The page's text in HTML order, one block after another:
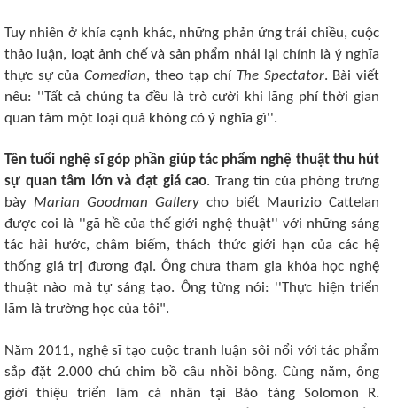
Tuy nhiên ở khía cạnh khác, những phản ứng trái chiều, cuộc
thảo luận, loạt ảnh chế và sản phẩm nhái lại chính là ý nghĩa
thực sự củaComedian, theo tạp chí The Spectator. Bài viết
nêu: ''Tất cả chúng ta đều là trò cười khi lãng phí thời gian
quan tâm một loại quả không có ý nghĩa gì''.
Tên tuổi nghệ sĩ góp phần giúp tác phẩm nghệ thuật thu hút
sự quan tâm lớn và đạt giá cao. Trang tin của phòng trưng
bày Marian Goodman Gallery cho biết Maurizio Cattelan
được coi là ''gã hề của thế giới nghệ thuật'' với những sáng
tác hài hước, châm biếm, thách thức giới hạn của các hệ
thống giá trị đương đại. Ông chưa tham gia khóa học nghệ
thuật nào mà tự sáng tạo. Ông từng nói: ''Thực hiện triển
lãm là trường học của tôi".
Năm 2011, nghệ sĩ tạo cuộc tranh luận sôi nổi với tác phẩm
sắp đặt 2.000 chú chim bồ câu nhồi bông. Cùng năm, ông
giới thiệu triển lãm cá nhân tại Bảo tàng Solomon R.